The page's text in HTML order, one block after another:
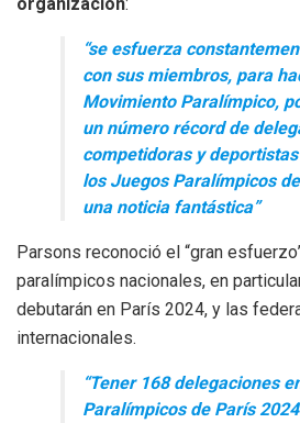
“se esfuerza
con sus miembros, para
Movimiento Paralímpico,
un número récord de
competidoras y
los Juegos Paralímpicos
una noticia fantástica”
Parsons reconoció el “gran
paralímpicos nacionales, en
debutarán en París 2024, y las
internacionales.
“Tener 168 delegaciones
Paralímpicos de París